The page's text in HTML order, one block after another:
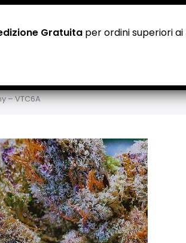
Attivo
– VTC6A
Gratuitaper ordini superiori ai